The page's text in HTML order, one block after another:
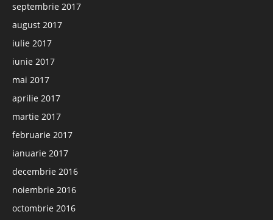
septembrie 2017
august 2017
iulie 2017
iunie 2017
mai 2017
aprilie 2017
martie 2017
februarie 2017
ianuarie 2017
decembrie 2016
noiembrie 2016
octombrie 2016